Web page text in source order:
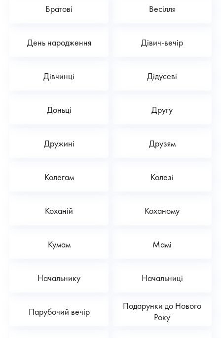
Братові Весілля
День народження Дівич-вечір
Дівчинці Дідусеві
Доньці Другу
Дружині Друзям
Колегам Колезі
Коханій Коханому
Кумам Мамі
Начальнику Начальниці
Парубочий вечір
Подарунки до Нового
Року